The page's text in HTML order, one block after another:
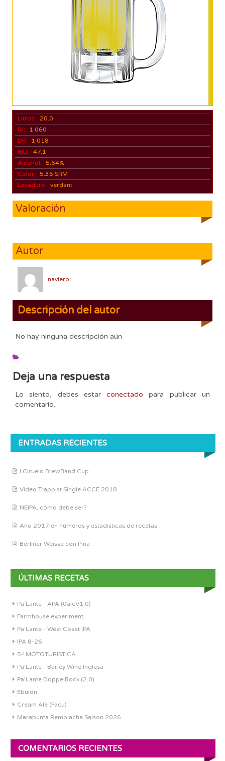
Litros:
20.0
DI:
1.060
DF:
1.018
IBU: 47.1
Alcohol:
5.64%
Color:
5.35 SRM
Levadura: verdant
Valoración
Autor
navierol
Descripción del autor
No hay ninguna descripción aún
Deja una respuesta
Lo siento, debes estarconectado para publicar un
comentario.
ENTRADAS RECIENTES
I Ciruelo BrewBand Cup
Vídeo Trappist Single ACCE 2018
NEIPA, cómo debe ser?
Año 2017 en números y estadísticas de recetas
Berliner Weisse con Piña
ÚLTIMAS RECETAS
Pa´Lante - APA (0alcV1.0)
Farmhouse experiment
Pa'Lante - West Coast IPA
IPA 8-26
5ª MOTOTURISTICA
Pa'Lante - Barley Wine Inglesa
Pa’Lante DoppelBock (2.0)
Ebulon
Cream Ale (Facu)
Marabunta Remolacha Saison 2026
COMENTARIOS RECIENTES